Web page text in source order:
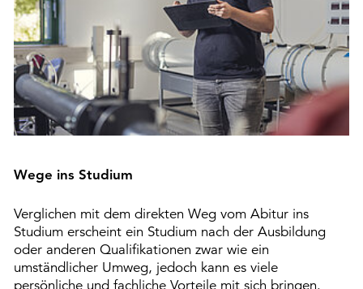
Wege ins Studium
Verglichen mit dem direkten Weg vom Abitur ins
Studium erscheint ein Studium nach der Ausbildung
oder anderen Qualifikationen zwar wie ein
umständlicher Umweg, jedoch kann es viele
persönliche und fachliche Vorteile mit sich bringen.